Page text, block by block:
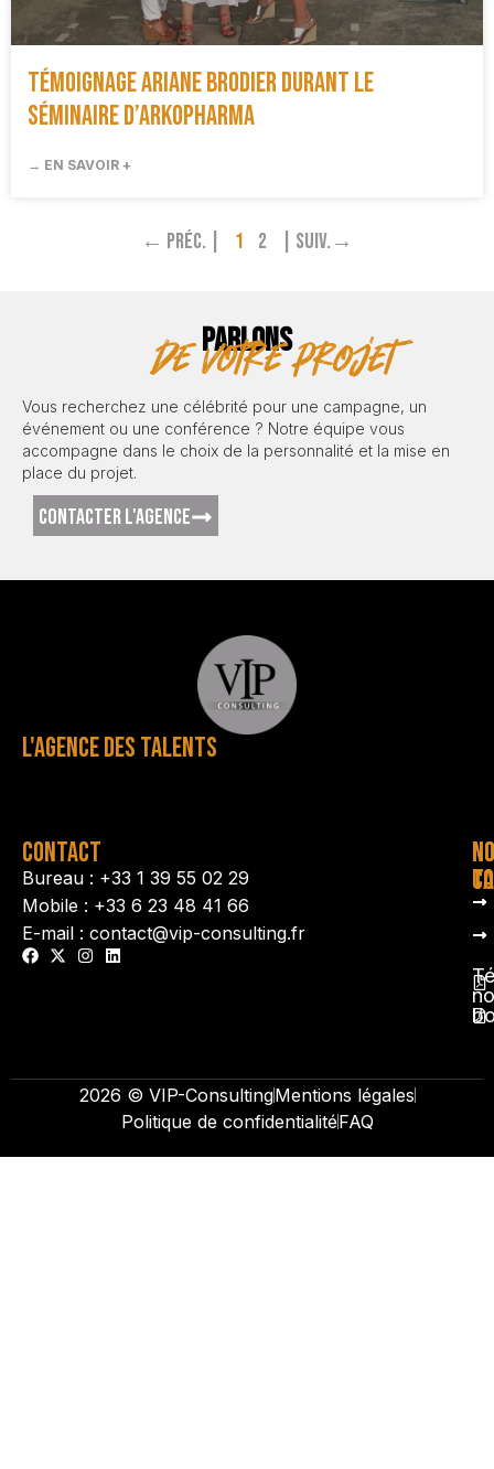
Témoignage Ariane Brodier durant le
séminaire d’Arkopharma
→ EN SAVOIR +
← Préc. | 1 2 | Suiv.→
PARLONS
de votre projet
Vous recherchez une célébrité pour une campagne, un
événement ou une conférence ? Notre équipe vous
accompagne dans le choix de la personnalité et la mise en
place du projet.
CONTACTER L'AGENCE
L'AGENCE DES TALENTS
CONTACT
Bureau : +33 1 39 55 02 29
Mobile : +33 6 23 48 41 66
E-mail : contact@vip-consulting.fr
2026 © VIP-ConsultingMentions légales
Politique de confidentialitéFAQ